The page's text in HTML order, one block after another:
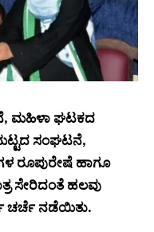
ಮಹಿಳಾ ಘಟಕದ
ಸಂಘಟನೆ,
ರೂಪುರೇಷೆ ಹಾಗೂ
ಸೇರಿದಂತೆ ಹಲವು
ಚರ್ಚೆ ನಡೆಯಿತು.